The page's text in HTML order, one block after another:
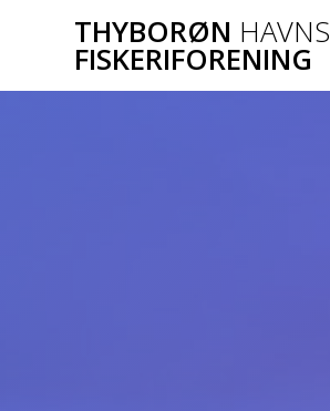
THYBORØN HAVNS
FISKERIFORENING